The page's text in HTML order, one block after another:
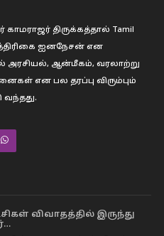
காமராஜர் திருக்கத்தால் Tamil
ஐனநேசன் என
அரசியல், ஆன்மீகம், வரலாற்று
என பல தரப்பு விரும்பும்
வந்தது.
விவாதத்தில் இருந்து